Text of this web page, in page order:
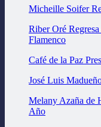
Micheille Soifer
Riber Oré
Flamenco
Café de la Paz
José Luis
Melany Azaña de
Año